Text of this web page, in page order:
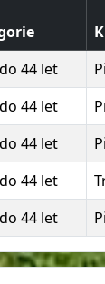
44 let
44 let
44 let
44 let
44 let